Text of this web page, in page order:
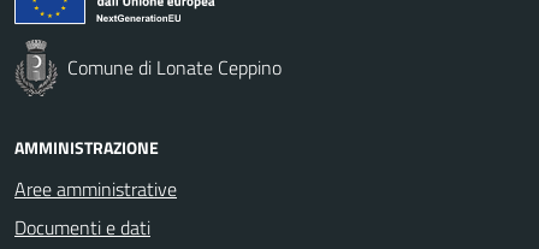
Comune di Lonate Ceppino
AMMINISTRAZIONE
Aree amministrative
Documenti e dati